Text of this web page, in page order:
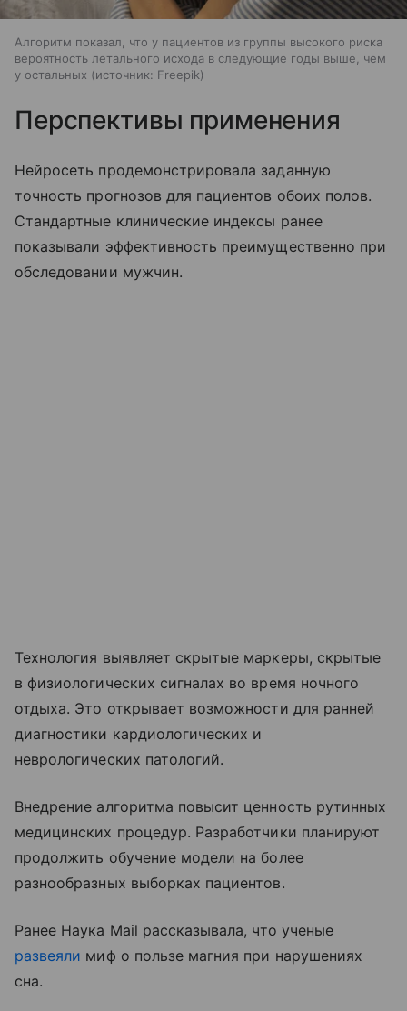
Алгоритм показал, что у пациентов из группы высокого риска
вероятность летального исхода в следующие годы выше, чем
у остальных
источник: Freepik
Перспективы применения
Нейросеть продемонстрировала заданную
точность прогнозов для пациентов обоих полов.
Стандартные клинические индексы ранее
показывали эффективность преимущественно при
обследовании мужчин.
Технология выявляет скрытые маркеры, скрытые
в физиологических сигналах во время ночного
отдыха. Это открывает возможности для ранней
диагностики кардиологических и
неврологических патологий.
Внедрение алгоритма повысит ценность рутинных
медицинских процедур. Разработчики планируют
продолжить обучение модели на более
разнообразных выборках пациентов.
Ранее Наука Mail рассказывала, что ученые
развеяли миф о пользе магния при нарушениях
сна.